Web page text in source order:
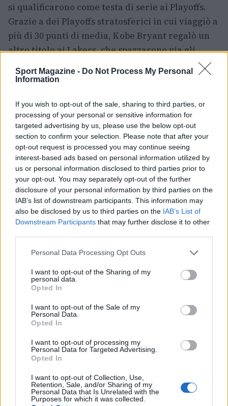
Sport Magazine - Do Not Process My Personal
Information
If you wish to opt-out of the sale, sharing to third parties, or
processing of your personal or sensitive information for
targeted advertising by us, please use the below opt-out
section to confirm your selection. Please note that after your
opt-out request is processed you may continue seeing
interest-based ads based on personal information utilized by
us or personal information disclosed to third parties prior to
your opt-out. You may separately opt-out of the further
disclosure of your personal information by third parties on the
IAB’s list of downstream participants. This information may
also be disclosed by us to third parties on the IAB’s List of
Downstream Participants that may further disclose it to other
Please note that this website/app uses one or more Google
not limited to your visit or usage behaviour. You may click to
grant or deny consent to Google and its third-party tags to
use your data for below specified purposes in below Google
consent section.
Personal Data Processing Opt Outs
I want to opt-out of the Sharing of my
personal data.
Opted In
I want to opt-out of the Sale of my
Personal Data.
Opted In
I want to opt-out of processing my
Personal Data for Targeted Advertising.
Opted In
I want to opt-out of Collection, Use,
Retention, Sale, and/or Sharing of my
Personal Data that Is Unrelated with the
Purposes for which it was collected.
si qualificarono come testa di serie ai Playoffs.
Grazie a dei Playoffs stratosferici in cui viaggiò a
più di 30 punti di media, Kobe Bryant regalò un
altro titolo ai Lakers, che spazzarono via gli
punti in quattro delle prime undici partite
giocate. L’1 febbraio diventò ilmiglior
marcatoredella storia giallo viola con 25.208
punti, superando un mito come Jerry West.
Nonostante un’annata costellata di piccoli
infortuni e in cui emersero alcuni problemi fisici,
i Lakers si confermaronocampioniNBA
battendo alle Finals i rivali dei Boston Celtics in
una serie meravigliosa che si chiuse sul 4-3.
L’inizio della fine
Nella stagione successiva, Kobe entrò a far parte
dellatop tendeimigliori marcatori
di sempre. La
stagione 2010-11, infatti, sembrava adagiarsi
sulle orme di quella precedente, e i tifosi
sognavano già delle Finals spettacolari con
Bryant e Gasol a fronteggiare i Miami Heat di
LeBron James,Dwayne WadeeChris Bosh.
secondo posto a Ovest, i Lakers superarono
agilmente il primo turno di Playoffs ma vennero